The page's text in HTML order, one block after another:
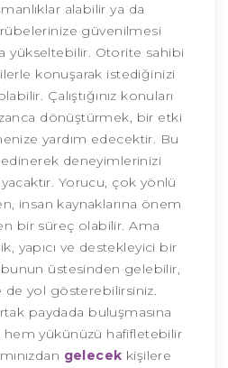
alabilir ya da
güvenilmesi
yükseltebilir. Otorite sahibi
konuşarak istediğinizi
Çalıştığınız konuları
dönüştürmek, bir etki
yardım edecektir. Bu
deneyimlerinizi
Yorucu, çok yönlü
insan kaynaklarına önem
bir süreç olabilir. Ama
yapıcı ve destekleyici bir
üstesinden gelebilir,
de yol gösterebilirsiniz.
paydada buluşmasına
hem yükünüzü hafifletebilir
gelecek kişilere